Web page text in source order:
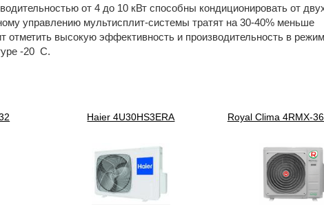
от 4 до 10 кВт способны кондиционировать от
управлению мультисплит-системы тратят на 30-40% меньше
отметить высокую эффективность и производительность в
-20 С.
Haier 4U30HS3ERA Royal Clima 4RMX-